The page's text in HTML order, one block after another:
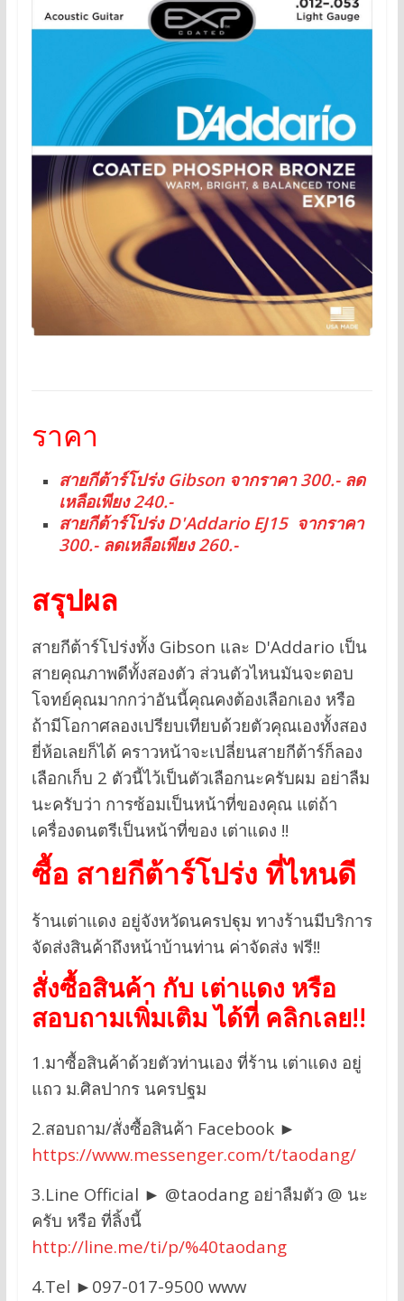
ราคา
สายกีต้าร์โปร่ง Gibson จากราคา 300.- ลด
เหลือเพียง 240.-
สายกีต้าร์โปร่ง D'Addario EJ15 จากราคา
300.- ลดเหลือเพียง 260.-
สรุปผล
สายกีต้าร์โปร่งทั้ง Gibson และ D'Addario เป็น
สายคุณภาพดีทั้งสองตัว ส่วนตัวไหนมันจะตอบ
โจทย์คุณมากกว่าอันนี้คุณคงต้องเลือกเอง หรือ
ถ้ามีโอกาศลองเปรียบเทียบด้วยตัวคุณเองทั้งสอง
ยี่ห้อเลยก็ได้ คราวหน้าจะเปลี่ยนสายกีต้าร์ก็ลอง
เลือกเก็บ 2 ตัวนี้ไว้เป็นตัวเลือกนะครับผม อย่าลืม
นะครับว่า การซ้อมเป็นหน้าที่ของคุณ แต่ถ้า
เครื่องดนตรีเป็นหน้าที่ของ เต่าแดง !!
ซื้อ สายกีต้าร์โปร่ง ที่ไหนดี
ร้านเต่าแดง อยู่จังหวัดนครปฐุม ทางร้านมีบริการ
จัดส่งสินค้าถึงหน้าบ้านท่าน ค่าจัดส่ง ฟรี!!
สั่งซื้อสินค้า กับ เต่าแดง หรือ
สอบถามเพิ่มเติม ได้ที่ คลิกเลย!!
1.มาซื้อสินค้าด้วยตัวท่านเอง ที่ร้าน เต่าแดง อยู่
แถว ม.ศิลปากร นครปฐม
2.สอบถาม/สั่งซื้อสินค้า Facebook ►
https://www.messenger.com/t/taodang/
3.Line Official ► @taodang อย่าลืมตัว @ นะ
ครับ หรือ ที่ลิ้งนี้
http://line.me/ti/p/%40taodang
4.Tel ►097-017-9500 www